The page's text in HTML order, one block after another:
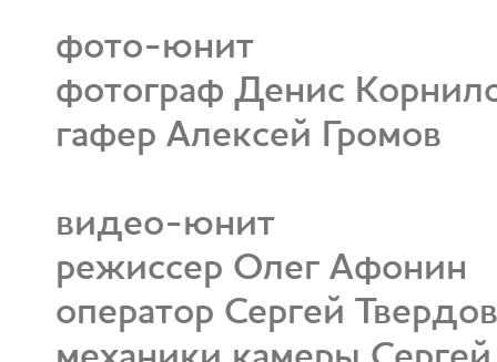
фото-юнит
фотограф Денис
гафер Алексей Громов
видео-юнит
режиссер Олег Афонин
оператор Сергей Твердов